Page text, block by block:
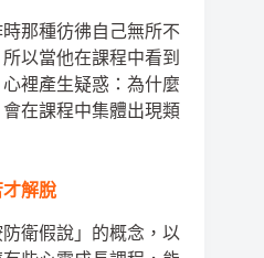
那種彷彿自己無所不
以當他在課程中看到
裡產生疑惑：為什麼
在課程中集體出現類
解脫
衛假說」的概念，以